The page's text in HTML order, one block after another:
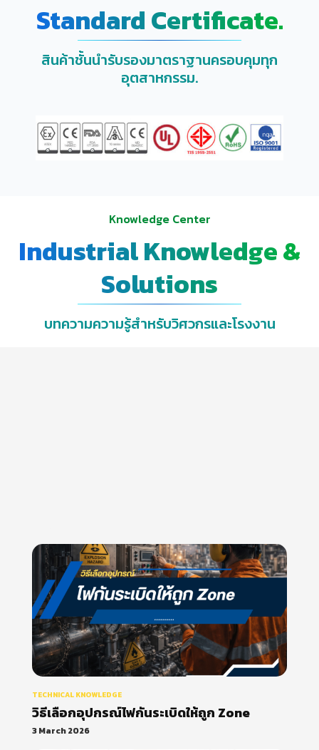
Standard Certificate.
สินค้าชั้นนำรับรองมาตราฐานครอบคุมทุก
อุตสาหกรรม.
Knowledge Center
Industrial Knowledge &
Solutions
บทความความรู้สำหรับวิศวกรและโรงงาน
TECHNICAL KNOWLEDGE
วิธีเลือกอุปกรณ์ไฟกันระเบิดให้ถูก Zone
3 March 2026